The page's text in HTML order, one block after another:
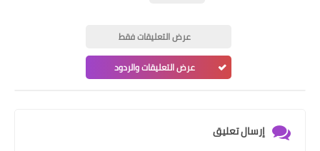
عرض التعليقات فقط
عرض التعليقات والردود
إرسال تعليق